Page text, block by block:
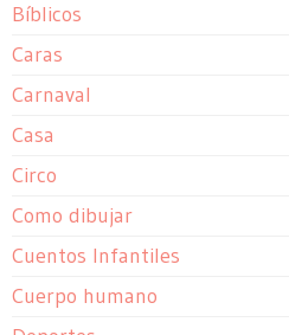
Bíblicos
Caras
Carnaval
Casa
Circo
Como dibujar
Cuentos Infantiles
Cuerpo humano